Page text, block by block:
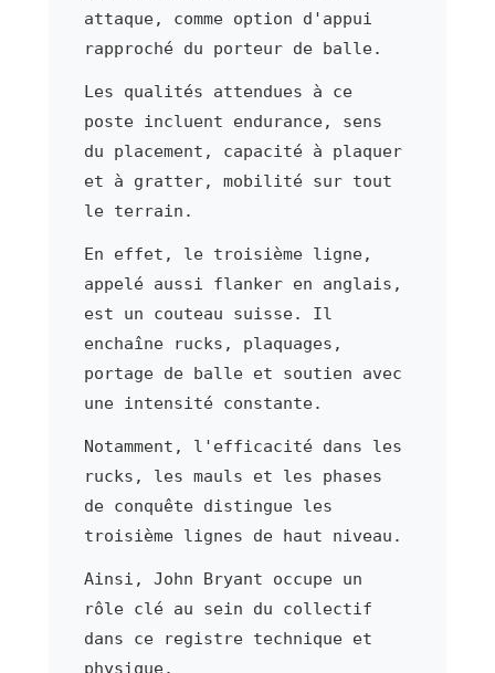
attaque, comme option d'appui
rapproché du porteur de balle.
Les qualités attendues à ce
poste incluent endurance, sens
du placement, capacité à plaquer
et à gratter, mobilité sur tout
le terrain.
En effet, le troisième ligne,
appelé aussi flanker en anglais,
est un couteau suisse. Il
enchaîne rucks, plaquages,
portage de balle et soutien avec
une intensité constante.
Notamment, l'efficacité dans les
rucks, les mauls et les phases
de conquête distingue les
troisième lignes de haut niveau.
Ainsi, John Bryant occupe un
rôle clé au sein du collectif
dans ce registre technique et